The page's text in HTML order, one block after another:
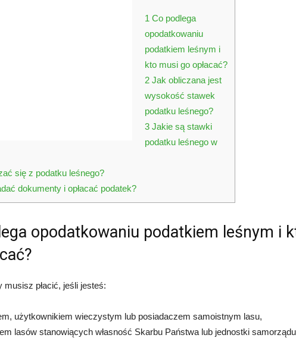
1 Co podlega
opodatkowaniu
podatkiem leśnym i
kto musi go opłacać?
2 Jak obliczana jest
wysokość stawek
podatku leśnego?
3 Jakie są stawki
podatku leśnego w
się z podatku leśnego?
dokumenty i opłacać podatek?
opodatkowaniu podatkiem leśnym i
musisz płacić, jeśli jesteś:
użytkownikiem wieczystym lub posiadaczem samoistnym lasu,
lasów stanowiących własność Skarbu Państwa lub jednostki